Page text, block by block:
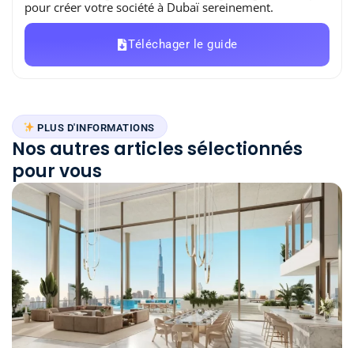
pour créer votre société à Dubaï sereinement.
Téléchager le guide
PLUS D'INFORMATIONS
Nos autres articles sélectionnés
pour vous